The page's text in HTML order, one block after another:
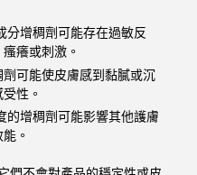
分增稠劑可能存在過敏反
癢或刺激。
可能使皮膚感到黏膩或沉
性。
的增稠劑可能影響其他護膚
。